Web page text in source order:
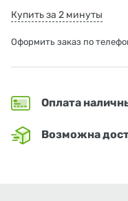
Купить за 2 минуты
Оформить заказ по
Оплата
Возможна